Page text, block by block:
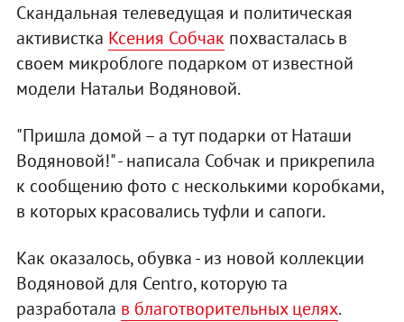
Скандальная телеведущая и политическая
активистка Ксения Собчак похвасталась в
своем микроблоге подарком от известной
модели Натальи Водяновой.
"Пришла домой – а тут подарки от Наташи
Водяновой!" - написала Собчак и прикрепила
к сообщению фото с несколькими коробками,
в которых красовались туфли и сапоги.
Как оказалось, обувка - из новой коллекции
Водяновой для Centro, которую та
разработала в благотворительных целях.